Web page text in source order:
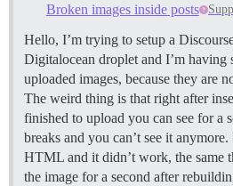
Broken images inside posts
Hello, I’m trying to setup a
Digitalocean droplet and I’m having
uploaded images, because they are
The weird thing is that right after
finished to upload you can see for a
breaks and you can’t see it
HTML and it didn’t work, the same
the image for a second after